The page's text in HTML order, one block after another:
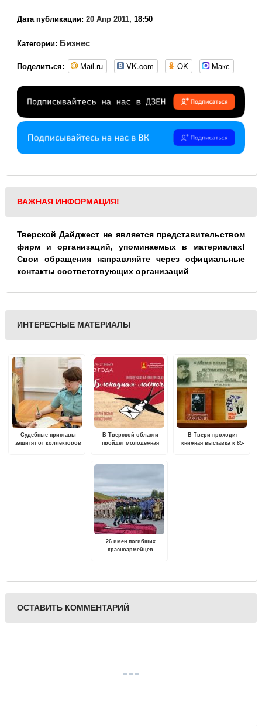
Дата публикации: 20 Апр 2011, 18:50
Категории: Бизнес
Поделиться: Mail.ru VK.com OK Макс
ВАЖНАЯ ИНФОРМАЦИЯ!
Тверской Дайджест не является представительством
фирм и организаций, упоминаемых в материалах!
Свои обращения направляйте через официальные
контакты соответствующих организаций
ИНТЕРЕСНЫЕ МАТЕРИАЛЫ
Судебные приставы
защитят от коллекторов
В Тверской области
пройдет молодежная
В Твери проходит
книжная выставка к 85-
26 имен погибших
красноармейцев
ОСТАВИТЬ КОММЕНТАРИЙ